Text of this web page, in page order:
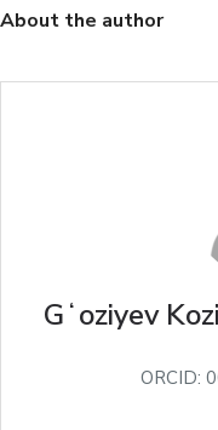
About the author
Gʻoziyev
ORCID: